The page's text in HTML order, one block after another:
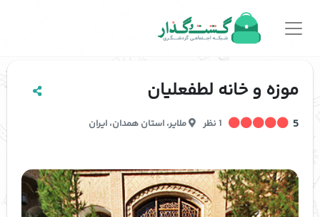
موزه و خانه لطفعلیان
5 1 نظر ملایر، استان همدان، ایران